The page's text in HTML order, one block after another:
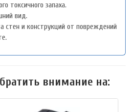
токсичного запаха.
вид.
стен и конструкций от повреждений
внимание на: